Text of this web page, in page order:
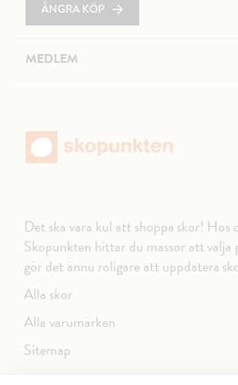
ÅNGRA KÖP
MEDLEM
Det ska vara kul att shoppa skor! Hos
Skopunkten hittar du massor att välja
gör det ännu roligare att uppdatera
Alla skor
Alla varumärken
Sitemap